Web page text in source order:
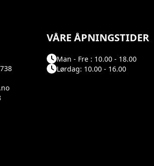
VÅRE ÅPNINGSTIDER
Man - Fre : 10.00 - 18.00
Lørdag: 10.00 - 16.00